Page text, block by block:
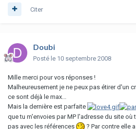
Citer
Doubi
Posté le 10 septembre 2008
Mille merci pour vos réponses !
Malheureusement je ne peux pas étirer d'un
ce sont déjà le max...
Mais la dernière est parfaite
que tu m'envoies par MP l'adresse du site où
pas avec les références
? Par contre elle